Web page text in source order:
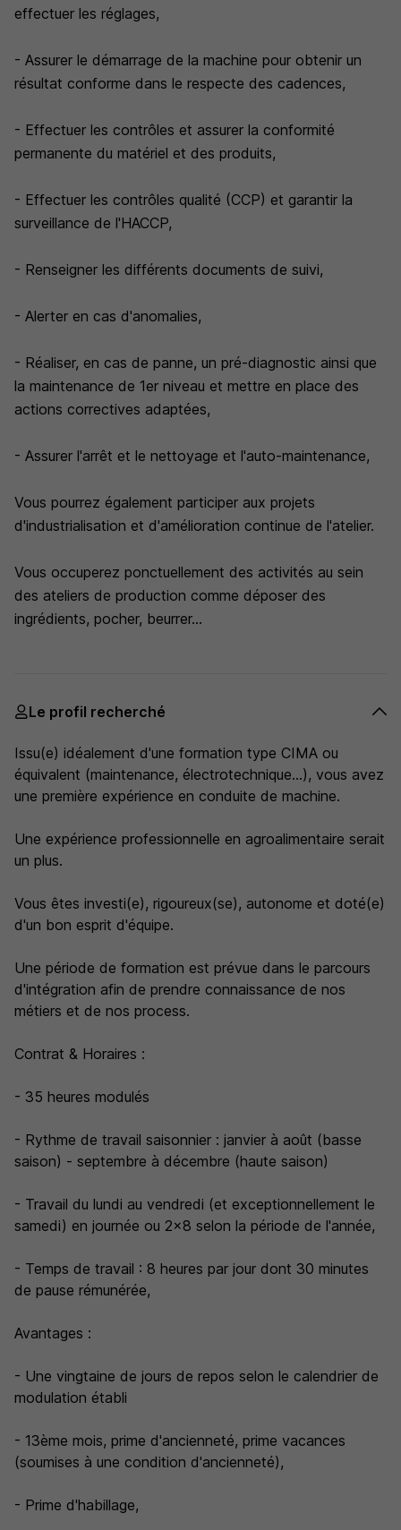
effectuer les réglages,
- Assurer le démarrage de la machine pour obtenir un
résultat conforme dans le respecte des cadences,
- Effectuer les contrôles et assurer la conformité
permanente du matériel et des produits,
- Effectuer les contrôles qualité (CCP) et garantir la
surveillance de l'HACCP,
- Renseigner les différents documents de suivi,
- Alerter en cas d'anomalies,
- Réaliser, en cas de panne, un pré-diagnostic ainsi que
la maintenance de 1er niveau et mettre en place des
actions correctives adaptées,
- Assurer l'arrêt et le nettoyage et l'auto-maintenance,
Vous pourrez également participer aux projets
d'industrialisation et d'amélioration continue de l'atelier.
Vous occuperez ponctuellement des activités au sein
des ateliers de production comme déposer des
ingrédients, pocher, beurrer...
Le profil recherché
Issu(e) idéalement d'une formation type CIMA ou
équivalent (maintenance, électrotechnique...), vous avez
une première expérience en conduite de machine.
Une expérience professionnelle en agroalimentaire serait
un plus.
Vous êtes investi(e), rigoureux(se), autonome et doté(e)
d'un bon esprit d'équipe.
Une période de formation est prévue dans le parcours
d'intégration afin de prendre connaissance de nos
métiers et de nos process.
Contrat & Horaires :
- 35 heures modulés
- Rythme de travail saisonnier : janvier à août (basse
saison) - septembre à décembre (haute saison)
- Travail du lundi au vendredi (et exceptionnellement le
samedi) en journée ou 2x8 selon la période de l'année,
- Temps de travail : 8 heures par jour dont 30 minutes
de pause rémunérée,
Avantages :
- Une vingtaine de jours de repos selon le calendrier de
modulation établi
- 13ème mois, prime d'ancienneté, prime vacances
(soumises à une condition d'ancienneté),
- Prime d'habillage,